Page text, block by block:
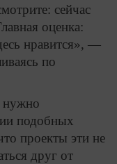
сейчас
оценка:
нравится», —
по
нужно
подобных
проекты эти не
друг от